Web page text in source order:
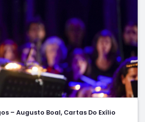
– Augusto Boal, Cartas Do Exílio